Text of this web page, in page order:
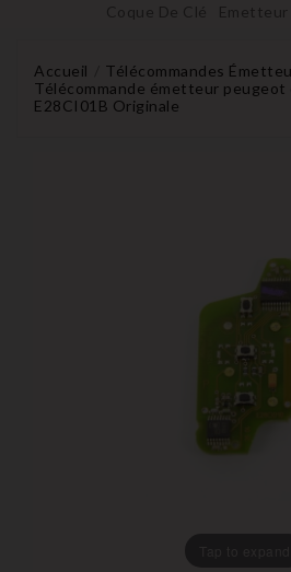
Coque De Clé
Emetteur
Accueil
Télécommandes
Télécommande émetteur
E28CI01B Originale